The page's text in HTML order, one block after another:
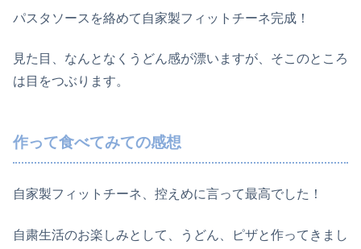
パスタソースを絡めて自家製フィットチーネ完成！
見た目、なんとなくうどん感が漂いますが、そこのところ
は目をつぶります。
作って食べてみての感想
自家製フィットチーネ、控えめに言って最高でした！
自粛生活のお楽しみとして、うどん、ピザと作ってきまし